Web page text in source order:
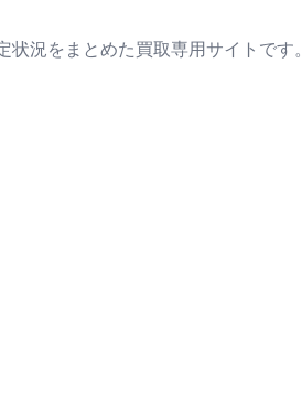
況をまとめた買取専用サイトです。